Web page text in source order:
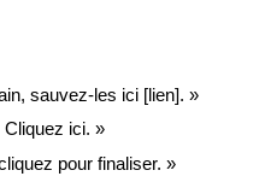
sauvez-les ici [lien]. »
ici. »
pour finaliser. »